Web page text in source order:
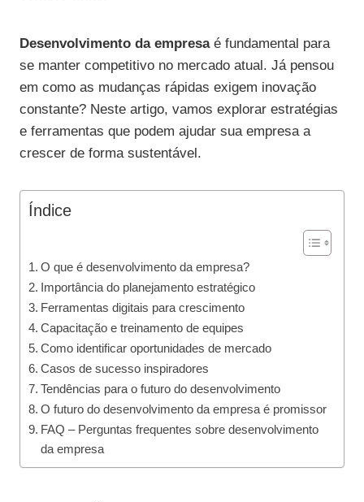
Desenvolvimento da empresaé fundamental para
se manter competitivo no mercado atual. Já pensou
em como as mudanças rápidas exigem inovação
constante? Neste artigo, vamos explorar estratégias
e ferramentas que podem ajudar sua empresa a
crescer de forma sustentável.
Índice
O que é desenvolvimento da empresa?
Importância do planejamento estratégico
Ferramentas digitais para crescimento
Capacitação e treinamento de equipes
Como identificar oportunidades de mercado
Casos de sucesso inspiradores
Tendências para o futuro do desenvolvimento
O futuro do desenvolvimento da empresa é promissor
FAQ – Perguntas frequentes sobre desenvolvimento
da empresa